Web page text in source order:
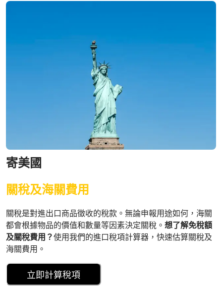
寄美國
關稅及海關費用
關稅是對進出口商品徵收的稅款。無論申報用途如何，海關
都會根據物品的價值和數量等因素決定關稅。 想了解免稅額
及關稅費用？使用我們的進口稅項計算器，快速估算關稅及
海關費用。
立即計算稅項